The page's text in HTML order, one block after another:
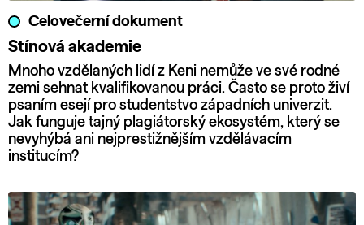
Celovečerní dokument
Stínová akademie
Mnoho vzdělaných lidí z Keni nemůže ve své rodné
zemi sehnat kvalifikovanou práci. Často se proto živí
psaním esejí pro studentstvo západních univerzit.
Jak funguje tajný plagiátorský ekosystém, který se
nevyhýbá ani nejprestižnějším vzdělávacím
institucím?